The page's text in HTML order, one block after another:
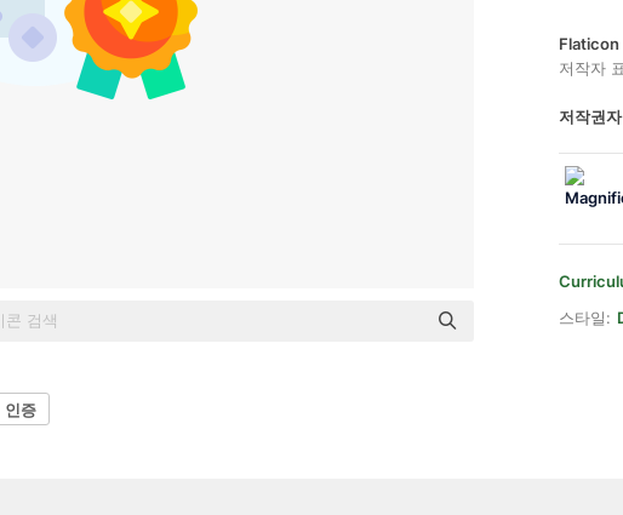
Flaticon
저작자
저작권
스타일:
인증